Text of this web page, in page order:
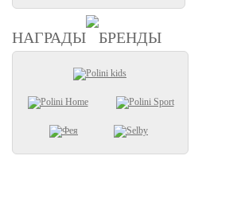
НАГРАДЫ БРЕНДЫ